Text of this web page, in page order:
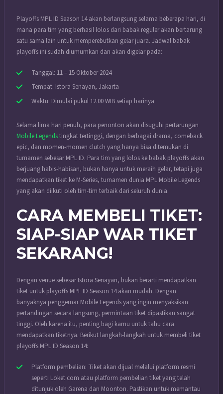
Playoffs MPL ID Season 14 akan berlangsung selama beberapa hari, di
mana para tim yang berhasil lolos dari babak reguler akan bertarung
satu sama lain untuk memperebutkan gelar juara. Jadwal babak
playoffs ini sudah diumumkan dan akan digelar pada:
Tanggal: 11 – 15 Oktober 2024
Tempat: Istora Senayan, Jakarta
Waktu: Dimulai pukul 12.00 WIB setiap harinya
Selama lima hari penuh, para penonton akan disuguhi pertarungan
Mobile Legendstingkat tertinggi, dengan berbagai drama, comeback
epic, dan momen-momen clutch yang hanya bisa ditemukan di
turnamen sebesar MPL ID. Para tim yang lolos ke babak playoffs akan
berjuang habis-habisan, bukan hanya untuk meraih gelar, tetapi juga
mendapatkan tiket ke M-Series, turnamen dunia MPL Mobile Legends
yang akan diikuti oleh tim-tim terbaik dari seluruh dunia.
CARA MEMBELI TIKET:
SIAP-SIAP WAR TIKET
SEKARANG!
Dengan venue sebesar Istora Senayan, bukan berarti mendapatkan
tiket untuk playoffs MPL ID Season 14 akan mudah. Dengan
banyaknya penggemar Mobile Legends yang ingin menyaksikan
pertandingan secara langsung, permintaan tiket dipastikan sangat
tinggi. Oleh karena itu, penting bagi kamu untuk tahu cara
mendapatkan tiketnya. Berikut langkah-langkah untuk membeli tiket
playoffs MPL ID Season 14:
Platform pembelian: Tiket akan dijual melalui platform resmi
seperti Loket.com atau platform pembelian tiket yang telah
ditunjuk oleh Garena dan Moonton. Pastikan untuk memantau